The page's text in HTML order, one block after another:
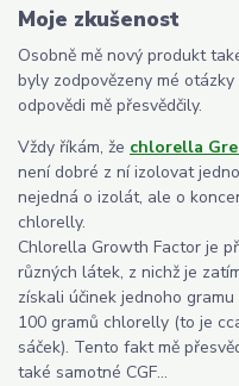
Moje zkušenost
Osobně mě nový produkt
byly zodpovězeny mé
odpovědi mě přesvědčily.
Vždy říkám, že chlorella
není dobré z ní izolovat
nejedná o izolát, ale o
chlorelly.
Chlorella Growth Factor je
různých látek, z nichž je
získali účinek jednoho
100 gramů chlorelly (to je
sáček). Tento fakt mě
také samotné CGF...